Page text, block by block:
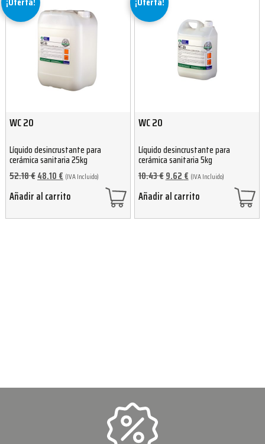
WC 20
Líquido desincrustante para
cerámica sanitaria 25kg
52.18€48.10 € (IVA Incluido)
Añadir al carrito
WC 20
Líquido desincrustante para
cerámica sanitaria 5kg
10.43€9.62 € (IVA Incluido)
Añadir al carrito